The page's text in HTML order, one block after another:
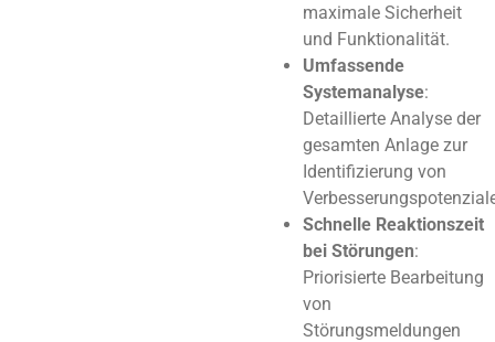
maximale Sicherheit
und Funktionalität.
Umfassende
Systemanalyse:
Detaillierte Analyse der
gesamten Anlage zur
Identifizierung von
Schnelle Reaktionszeit
bei Störungen:
Priorisierte Bearbeitung
von
Störungsmeldungen